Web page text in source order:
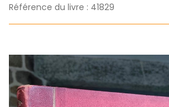
Référence du livre : 41829